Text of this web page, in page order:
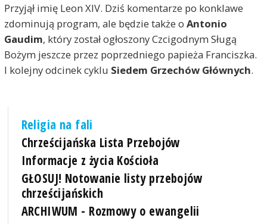
Przyjął imię Leon XIV. Dziś komentarze po konklawe
zdominują program, ale będzie także o Antonio
Gaudim, który został ogłoszony Czcigodnym Sługą
Bożym jeszcze przez poprzedniego papieża Franciszka.
I kolejny odcinek cyklu Siedem Grzechów Głównych.
Religia na fali
Chrześcijańska Lista Przebojów
Informacje z życia Kościoła
GŁOSUJ! Notowanie listy przebojów
chrześcijańskich
ARCHIWUM - Rozmowy o ewangelii